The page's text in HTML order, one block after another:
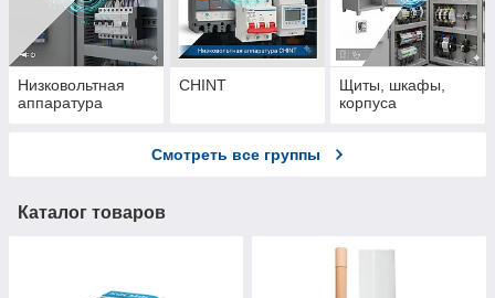
Низковольтная
аппаратура
CHINT
Щиты, шкафы,
корпуса
Смотреть все группы
Каталог товаров